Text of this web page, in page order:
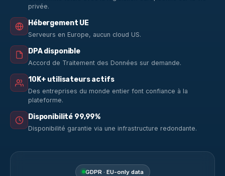
privée.
Hébergement UE
Serveurs en Europe, aucun cloud US.
DPA disponible
Accord de Traitement des Données sur demande.
10K+ utilisateurs actifs
Des entreprises du monde entier font confiance à la
plateforme.
Disponibilité 99,99%
Disponibilité garantie via une infrastructure redondante.
GDPR · EU-only data